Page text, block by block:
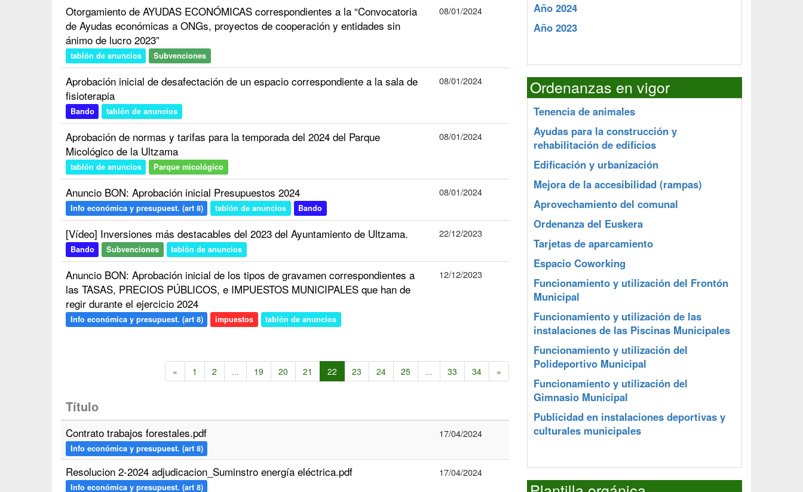
Otorgamiento de AYUDAS ECONÓMICAS correspondientes a la “Convocatoria
de Ayudas económicas a ONGs, proyectos de cooperación y entidades sin
ánimo de lucro 2023”
tablón de anuncios Subvenciones
08/01/2024
Aprobación inicial de desafectación de un espacio correspondiente a la sala de
fisioterapia
Bando tablón de anuncios
08/01/2024
Aprobación de normas y tarifas para la temporada del 2024 del Parque
Micológico de la Ultzama
tablón de anuncios Parque micológico
08/01/2024
Anuncio BON: Aprobación inicial Presupuestos 2024
Info económica y presupuest. (art 8) tablón de anuncios Bando
08/01/2024
[Vídeo] Inversiones más destacables del 2023 del Ayuntamiento de Ultzama.
Bando Subvenciones tablón de anuncios
22/12/2023
Anuncio BON: Aprobación inicial de los tipos de gravamen correspondientes a
las TASAS, PRECIOS PÚBLICOS, e IMPUESTOS MUNICIPALES que han de
regir durante el ejercicio 2024
Info económica y presupuest. (art 8) impuestos tablón de anuncios
12/12/2023
« 1 2 ... 19 20 21 22 23 24 25 ... 33 34 »
Título
Contrato trabajos forestales.pdf
Info económica y presupuest. (art 8)
17/04/2024
Resolucion 2-2024 adjudicacion_Suminstro energía eléctrica.pdf
Info económica y presupuest. (art 8)
17/04/2024
Año 2024
Año 2023
Ordenanzas en vigor
Tenencia de animales
Ayudas para la construcción y
rehabilitación de edificios
Edificación y urbanización
Mejora de la accesibilidad (rampas)
Aprovechamiento del comunal
Ordenanza del Euskera
Tarjetas de aparcamiento
Espacio Coworking
Funcionamiento y utilización del Frontón
Municipal
Funcionamiento y utilización de las
instalaciones de las Piscinas Municipales
Funcionamiento y utilización del
Polideportivo Municipal
Funcionamiento y utilización del
Gimnasio Municipal
Publicidad en instalaciones deportivas y
culturales municipales